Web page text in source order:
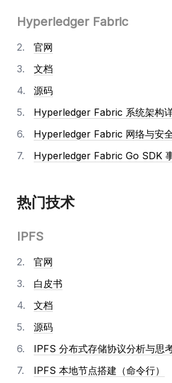
Hyperledger Fabric
官网
文档
源码
Hyperledger Fabric 系统架构
Hyperledger Fabric 网络与安
Hyperledger Fabric Go SDK
热门技术
IPFS
官网
白皮书
文档
源码
IPFS 分布式存储协议分析与思
IPFS 本地节点搭建（命令行）